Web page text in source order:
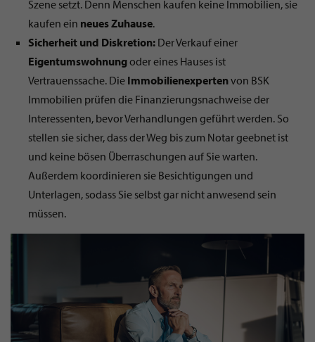
Szene setzt. Denn Menschen kaufen keine Immobilien, sie
kaufen ein neuesZuhause.
Sicherheit und Diskretion: Der Verkauf einer
Eigentumswohnungoder eines Hauses ist
Vertrauenssache. Die Immobilienexpertenvon BSK
Immobilien prüfen die Finanzierungsnachweise der
Interessenten, bevor Verhandlungen geführt werden. So
stellen sie sicher, dass der Weg bis zum Notar geebnet ist
und keine bösen Überraschungen auf Sie warten.
Außerdem koordinieren sie Besichtigungen und
Unterlagen, sodass Sie selbst gar nicht anwesend sein
müssen.